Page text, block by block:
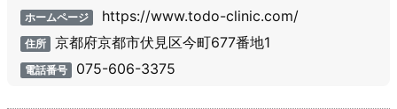
ホームページ https://www.todo-clinic.com/
住所 京都府京都市伏見区今町677番地1
電話番号 075-606-3375